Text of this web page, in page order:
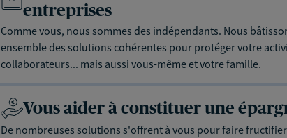
entreprises
Comme vous, nous sommes des indépendants. Nous
ensemble des solutions cohérentes pour protéger votre
collaborateurs... mais aussi vous-même et votre famille.
Vous aider à constituer une
De nombreuses solutions s'offrent à vous pour faire